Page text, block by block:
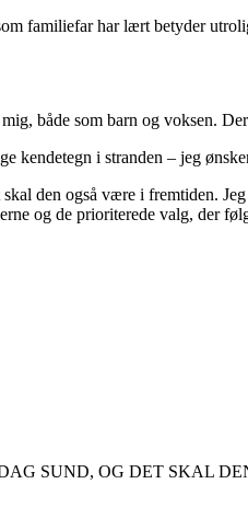
familiefar har lært betyder
både som barn og voksen.
kendetegn i stranden – jeg
den også være i fremtiden.
og de prioriterede valg, der
SUND, OG DET SKAL